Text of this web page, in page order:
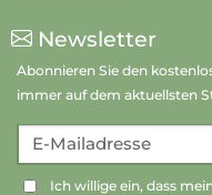
Newsletter
Abonnieren Sie den
immer auf dem aktuellsten
E-Mailadresse
Ich willige ein, dass